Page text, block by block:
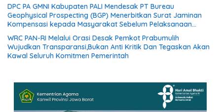
DPC PA GMNI Kabupaten PALI Mendesak PT Bureau
Geophysical Prospecting (BGP) Menerbitkan Surat Jaminan
Kompensasi kepada Masyarakat Sebelum Pelaksanaan
Survei Seismik 3D PEONY
WRC PAN-RI Melalui Orasi Desak Pemkot Prabumulih
Wujudkan Transparansi,Bukan Anti Kritik Dan Tegaskan Akan
Kawal Seluruh Komitmen Pemerintah